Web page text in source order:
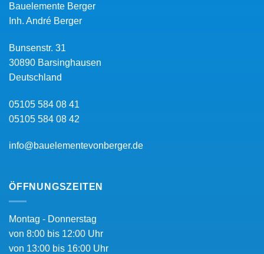
Bauelemente Berger
Inh. André Berger
Bunsenstr. 31
30890 Barsinghausen
Deutschland
05105 584 08 41
05105 584 08 42
info@bauelementevonberger.de
ÖFFNUNGSZEITEN
Montag - Donnerstag
von 8:00 bis 12:00 Uhr
von 13:00 bis 16:00 Uhr